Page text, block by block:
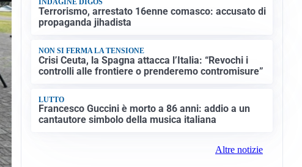
INDAGINE DIGOS
Terrorismo, arrestato 16enne comasco: accusato di
propaganda jihadista
NON SI FERMA LA TENSIONE
Crisi Ceuta, la Spagna attacca l’Italia: “Revochi i
controlli alle frontiere o prenderemo contromisure”
LUTTO
Francesco Guccini è morto a 86 anni: addio a un
cantautore simbolo della musica italiana
Altre notizie